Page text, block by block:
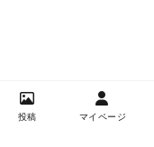
投稿 マイページ